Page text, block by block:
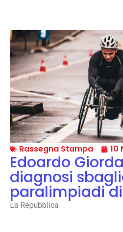
Rassegna Stampa 10
Edoardo
diagnosi
paralimpiadi
La Repubblica